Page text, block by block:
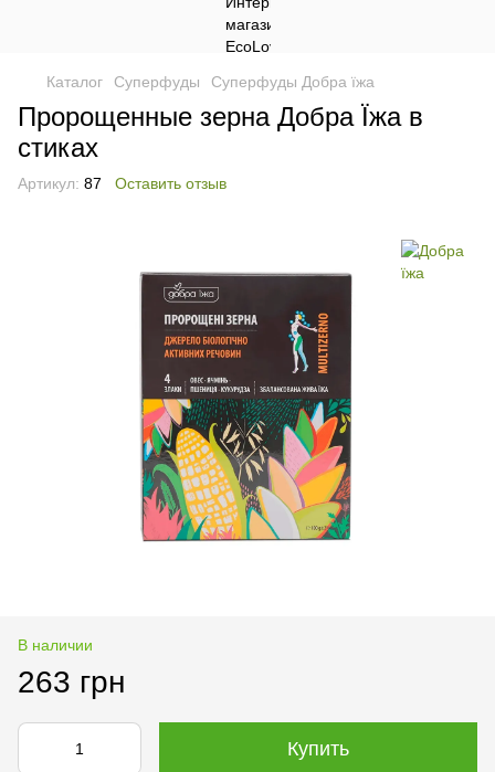
Каталог Суперфуды Суперфуды Добра їжа
Пророщенные зерна Добра Їжа в
стиках
Артикул: 87 Оставить отзыв
В наличии
263 грн
Купить